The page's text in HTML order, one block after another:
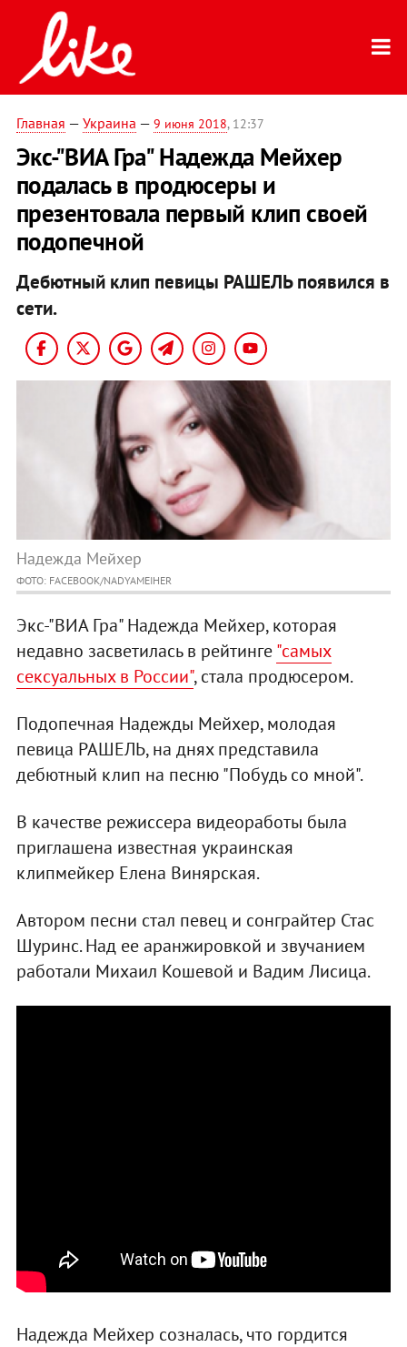
Главная — Украина — 9 июня 2018, 12:37
Экс-"ВИА Гра" Надежда Мейхер
подалась в продюсеры и
презентовала первый клип своей
подопечной
Дебютный клип певицы РАШЕЛЬ появился в
сети.
Надежда Мейхер
ФОТО: FACEBOOK/NADYAMEIHER
Экс-"ВИА Гра" Надежда Мейхер, которая
недавно засветилась в рейтинге"самых
сексуальных в России", стала продюсером.
Подопечная Надежды Мейхер, молодая
певица РАШЕЛЬ, на днях представила
дебютный клип на песню "Побудь со мной".
В качестве режиссера видеоработы была
приглашена известная украинская
клипмейкер Елена Винярская.
Автором песни стал певец и сонграйтер Стас
Шуринс. Над ее аранжировкой и звучанием
работали Михаил Кошевой и Вадим Лисица.
Надежда Мейхер созналась, что гордится